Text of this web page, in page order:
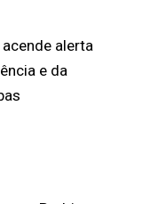
alerta
e da